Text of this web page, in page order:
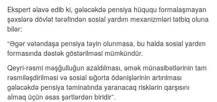
Ekspert əlavə edib ki, gələcəkdə pensiya hüququ formalaşmayan
şəxslərə dövlət tərəfindən sosial yardım mexanizmləri tətbiq oluna
bilər:
“Əgər vətəndaşa pensiya təyin olunmasa, bu halda sosial yardım
formasında dəstək göstərilməsi mümkündür.
Qeyri-rəsmi məşğulluğun azaldılması, əmək münasibətlərinin tam
rəsmiləşdirilməsi və sosial sığorta ödənişlərinin artırılması
gələcəkdə pensiya təminatında yaranacaq risklərin qarşısını
almaq üçün əsas şərtlərdən biridir”.